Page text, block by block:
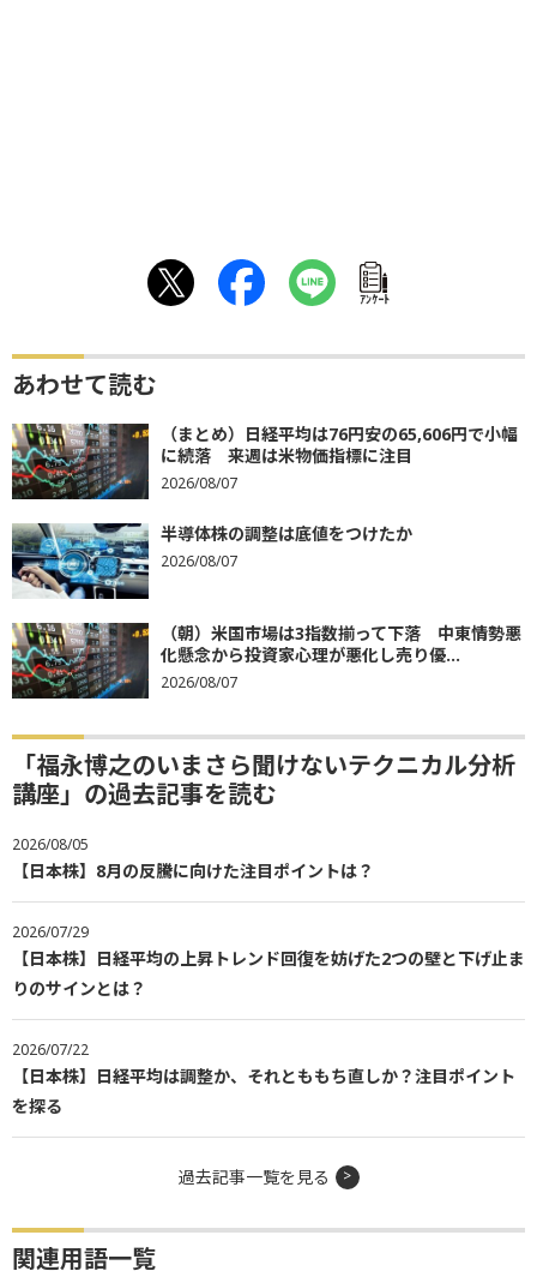
ｱﾝｹｰﾄ
あわせて読む
（まとめ）日経平均は76円安の65,606円で小幅
に続落 来週は米物価指標に注目
2026/08/07
半導体株の調整は底値をつけたか
2026/08/07
（朝）米国市場は3指数揃って下落 中東情勢悪
化懸念から投資家心理が悪化し売り優...
2026/08/07
「福永博之のいまさら聞けないテクニカル分析
講座」の過去記事を読む
2026/08/05
【日本株】8月の反騰に向けた注目ポイントは？
2026/07/29
【日本株】日経平均の上昇トレンド回復を妨げた2つの壁と下げ止ま
りのサインとは？
2026/07/22
【日本株】日経平均は調整か、それとももち直しか？注目ポイント
を探る
過去記事一覧を見る
関連用語一覧